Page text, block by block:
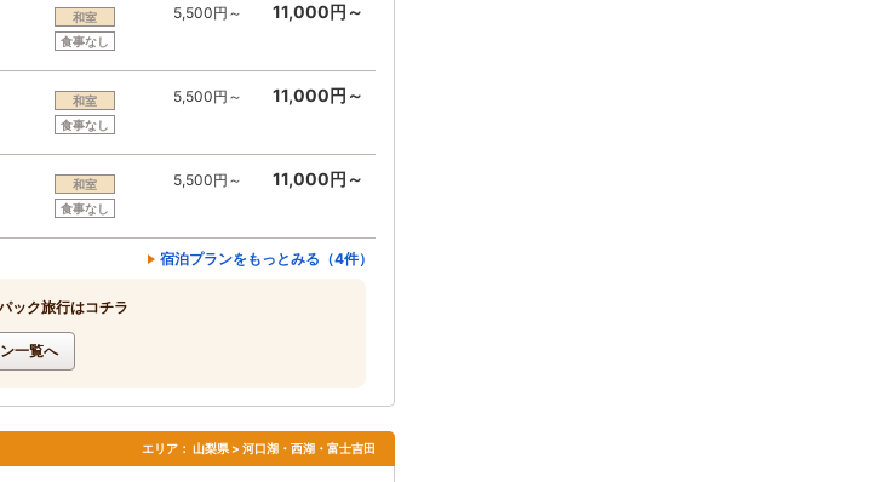
和室
食事なし
5,500円～ 11,000円～
和室
食事なし
5,500円～ 11,000円～
和室
食事なし
5,500円～ 11,000円～
宿泊プランをもっとみる（4件）
ック旅行はコチラ
一覧へ
エリア： 山梨県 > 河口湖・西湖・富士吉田